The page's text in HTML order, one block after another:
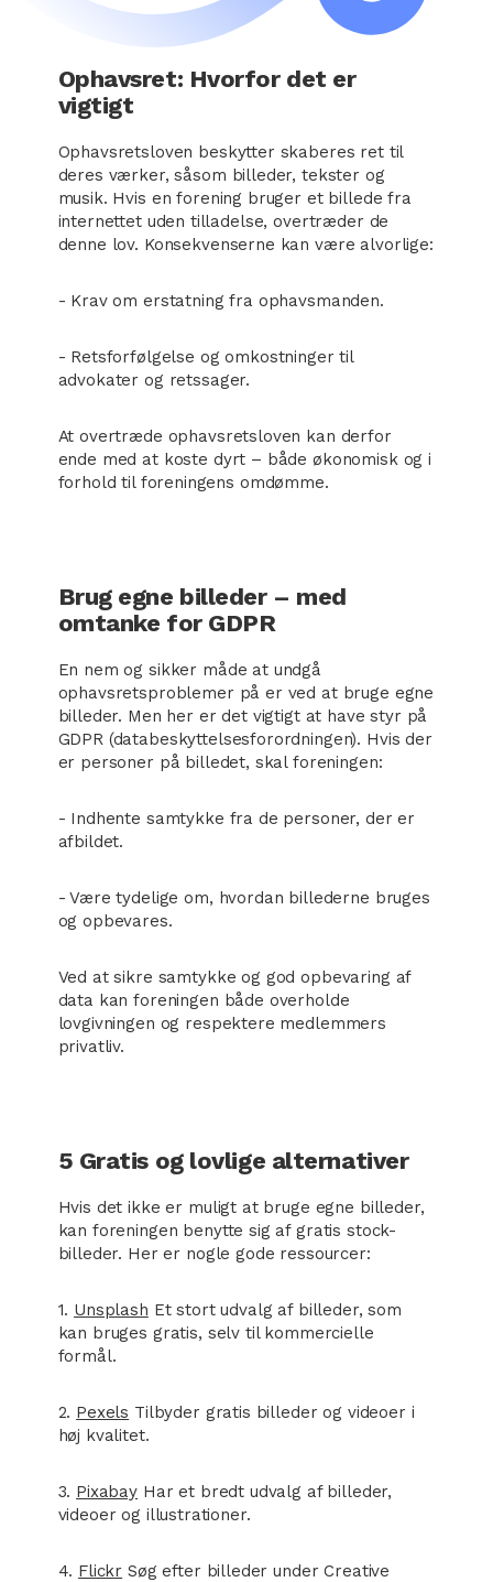
Ophavsret: Hvorfor det er
vigtigt
Ophavsretsloven beskytter skaberes ret til
deres værker, såsom billeder, tekster og
musik. Hvis en forening bruger et billede fra
internettet uden tilladelse, overtræder de
denne lov. Konsekvenserne kan være alvorlige:
- Krav om erstatning fra ophavsmanden.
- Retsforfølgelse og omkostninger til
advokater og retssager.
At overtræde ophavsretsloven kan derfor
ende med at koste dyrt – både økonomisk og i
forhold til foreningens omdømme.
Brug egne billeder – med
omtanke for GDPR
En nem og sikker måde at undgå
ophavsretsproblemer på er ved at bruge egne
billeder. Men her er det vigtigt at have styr på
GDPR (databeskyttelsesforordningen). Hvis der
er personer på billedet, skal foreningen:
- Indhente samtykke fra de personer, der er
afbildet.
- Være tydelige om, hvordan billederne bruges
og opbevares.
Ved at sikre samtykke og god opbevaring af
data kan foreningen både overholde
lovgivningen og respektere medlemmers
privatliv.
5 Gratis og lovlige alternativer
Hvis det ikke er muligt at bruge egne billeder,
kan foreningen benytte sig af gratis stock-
billeder. Her er nogle gode ressourcer:
1. Unsplash Et stort udvalg af billeder, som
kan bruges gratis, selv til kommercielle
formål.
2. Pexels Tilbyder gratis billeder og videoer i
høj kvalitet.
3. Pixabay Har et bredt udvalg af billeder,
videoer og illustrationer.
4. Flickr Søg efter billeder under Creative